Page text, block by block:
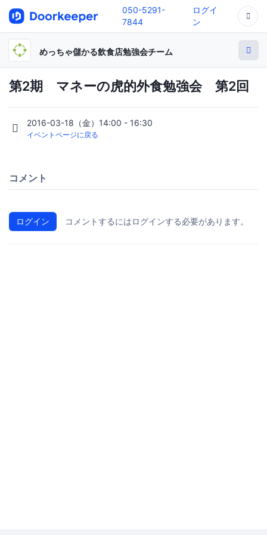
050-5291-
7844
ログイ
ン
めっちゃ儲かる飲食店勉強会チーム
第2期 マネーの虎的外食勉強会 第2回
2016-03-18（金）14:00 - 16:30
イベントページに戻る
コメント
ログイン コメントするにはログインする必要があります。